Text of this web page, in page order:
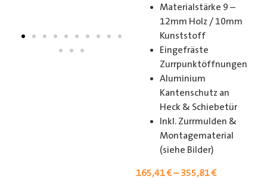
Materialstärke 9 –
12mm Holz / 10mm
Kunststoff
Eingefräste
Zurrpunktöffnungen
Aluminium
Kantenschutz an
Heck & Schiebetür
Inkl. Zurrmulden &
Montagematerial
(siehe Bilder)
165,41€–355,81€